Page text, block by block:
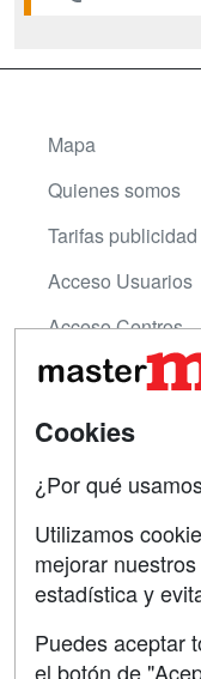
Mapa
Quienes somos
Tarifas publicidad
Acceso Usuarios
Acceso Centros
Contactar
Copyleft
Cookies
¿Por qué
Utilizamos
mejorar
estadística y
Puedes aceptar
el botón de